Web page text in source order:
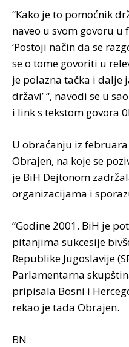
“Kako je to pomoćnik
naveo u svom govoru
‘Postoji način da se
se o tome govoriti u
je polazna tačka i dalje
državi’ “, navodi se u
i link s tekstom govora
U obraćanju iz
Obrajen, na koje se
je BiH Dejtonom
organizacijama i
“Godine 2001. BiH je
pitanjima sukcesije
Republike Jugoslavije
Parlamentarna
pripisala Bosni i
rekao je tada Obrajen.
BN